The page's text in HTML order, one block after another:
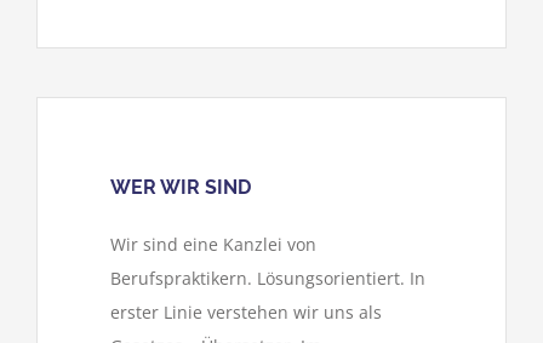
WER WIR SIND
Wir sind eine Kanzlei von
Berufspraktikern. Lösungsorientiert. In
erster Linie verstehen wir uns als